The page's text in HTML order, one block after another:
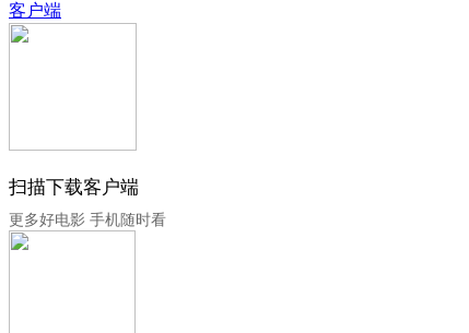
客户端
扫描下载客户端
更多好电影 手机随时看